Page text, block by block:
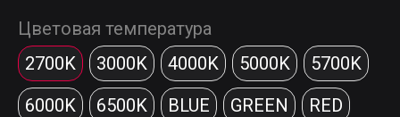
Цветовая температура
2700K
3000K 4000K 5000K
5700K
6000K
6500K BLUE GREEN RED